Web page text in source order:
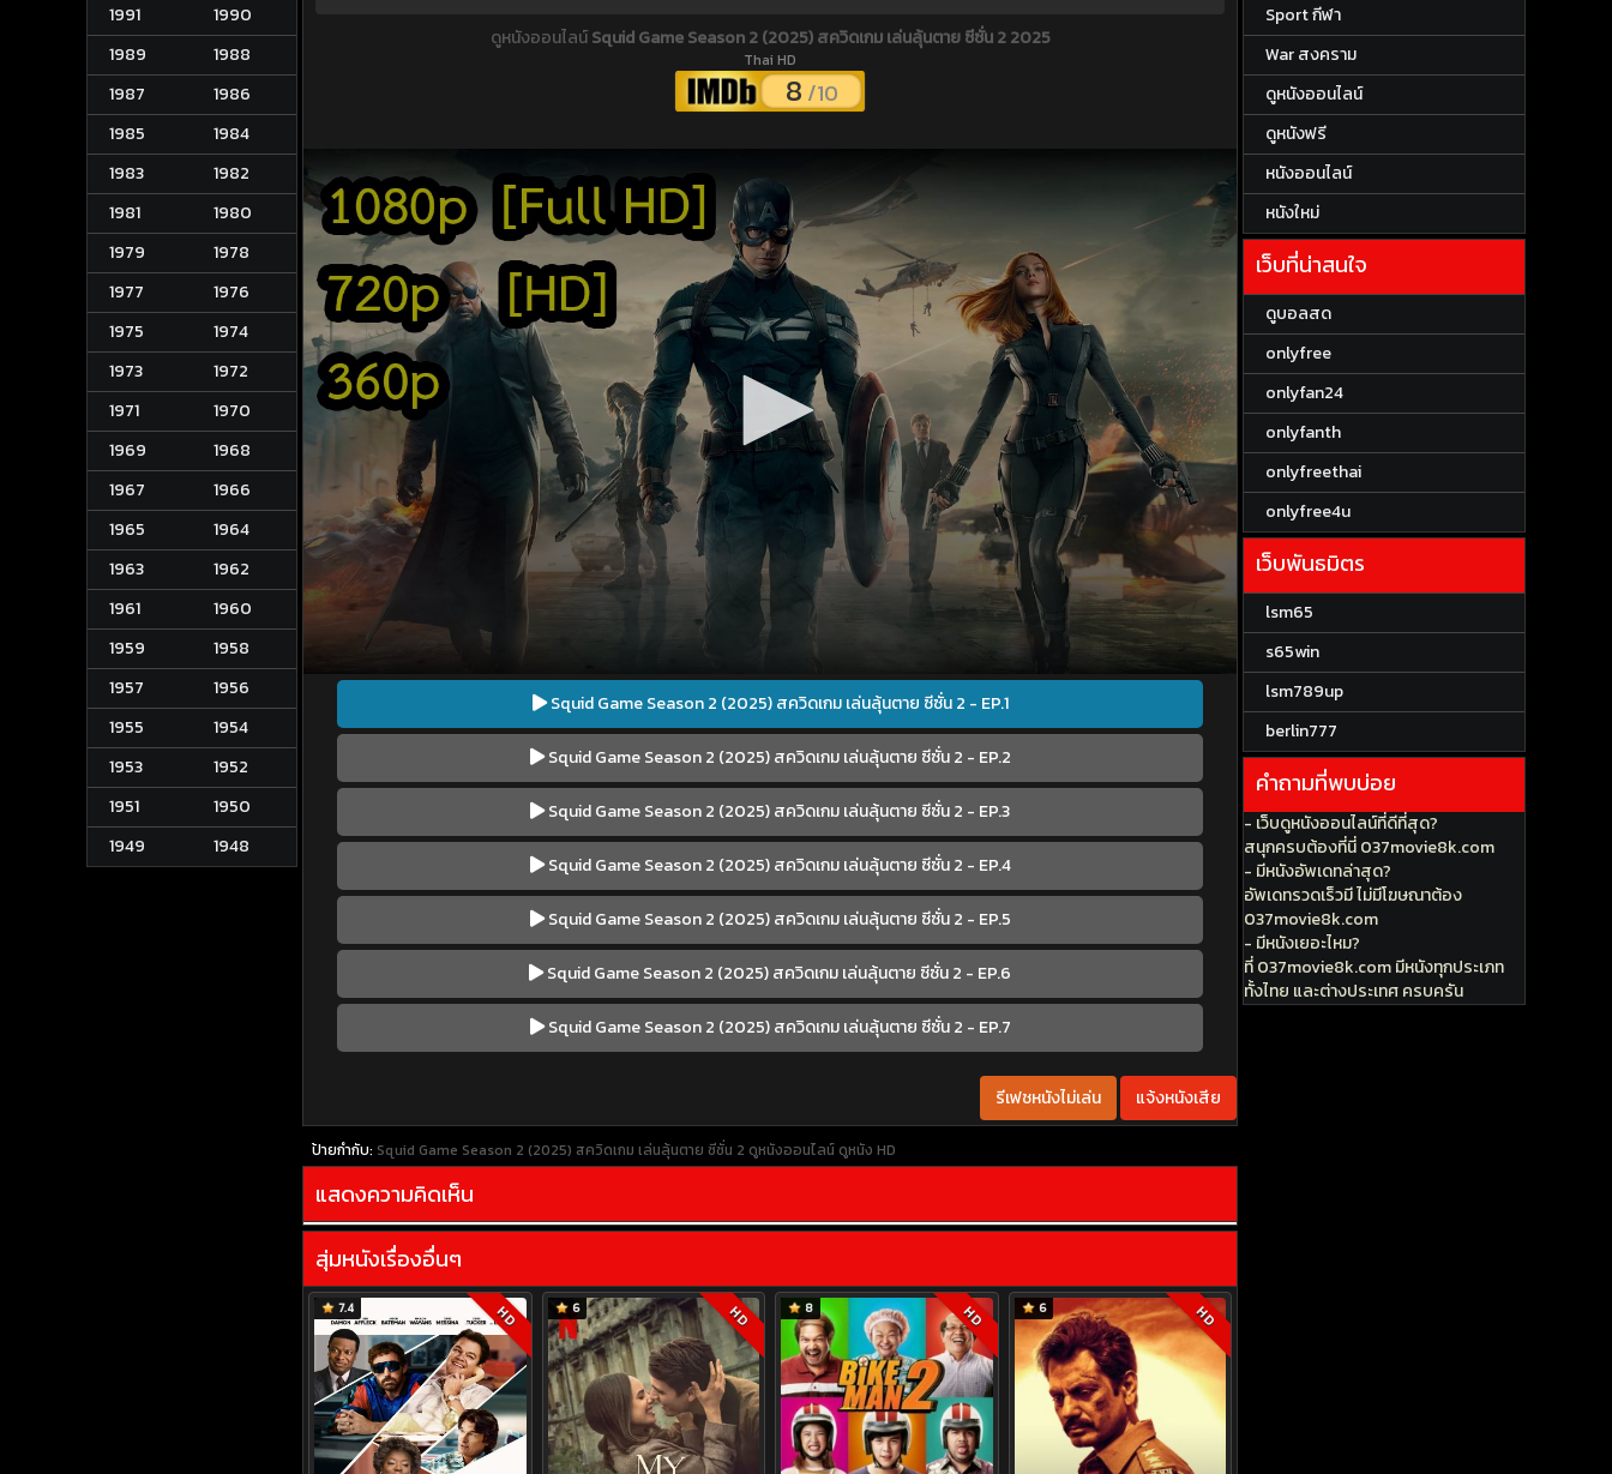
1991
1990
1989
1988
1987
1986
1985
1984
1983
1982
1981
1980
1979
1978
1977
1976
1975
1974
1973
1972
1971
1970
1969
1968
1967
1966
1965
1964
1963
1962
1961
1960
1959
1958
1957
1956
1955
1954
1953
1952
1951
1950
1949
1948
ดูหนังออนไลน์Squid Game Season 2 (2025) สควิดเกม เล่นลุ้นตาย ซีซั่น 2 2025
Thai HD
8 /10
Squid Game Season 2 (2025) สควิดเกม เล่นลุ้นตาย ซีซั่น 2 - EP.1
Squid Game Season 2 (2025) สควิดเกม เล่นลุ้นตาย ซีซั่น 2 - EP.2
Squid Game Season 2 (2025) สควิดเกม เล่นลุ้นตาย ซีซั่น 2 - EP.3
Squid Game Season 2 (2025) สควิดเกม เล่นลุ้นตาย ซีซั่น 2 - EP.4
Squid Game Season 2 (2025) สควิดเกม เล่นลุ้นตาย ซีซั่น 2 - EP.5
Squid Game Season 2 (2025) สควิดเกม เล่นลุ้นตาย ซีซั่น 2 - EP.6
Squid Game Season 2 (2025) สควิดเกม เล่นลุ้นตาย ซีซั่น 2 - EP.7
รีเฟชหนังไม่เล่น แจ้งหนังเสีย
ป้ายกำกับ: Squid Game Season 2 (2025) สควิดเกม เล่นลุ้นตาย ซีซั่น 2 ดูหนังออนไลน์ ดูหนัง HD
แสดงความคิดเห็น
สุ่มหนังเรื่องอื่นๆ
7.4 HD 6 HD 8 HD 6 HD
Sport กีฬา
War สงคราม
ดูหนังออนไลน์
ดูหนังฟรี
หนังออนไลน์
หนังใหม่
เว็บที่น่าสนใจ
ดูบอลสด
onlyfree
onlyfan24
onlyfanth
onlyfreethai
onlyfree4u
เว็บพันธมิตร
lsm65
s65win
lsm789up
berlin777
คำถามที่พบบ่อย
- เว็บดูหนังออนไลน์ที่ดีที่สุด?
สนุกครบต้องที่นี่ 037movie8k.com
- มีหนังอัพเดทล่าสุด?
อัพเดทรวดเร็วมี ไม่มีโฆษณาต้อง
037movie8k.com
- มีหนังเยอะไหม?
ที่ 037movie8k.com มีหนังทุกประเภท
ทั้งไทย และต่างประเทศ ครบครัน